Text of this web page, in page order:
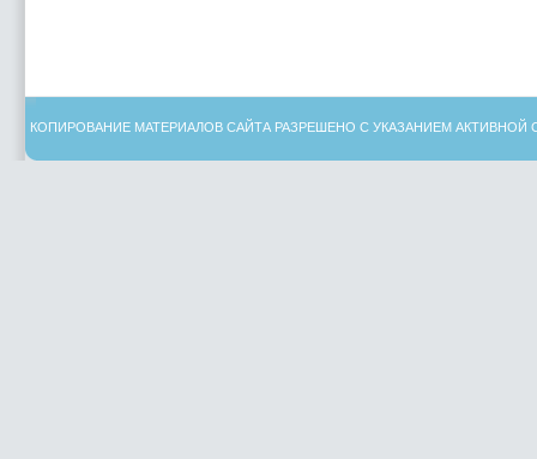
КОПИРОВАНИЕ МАТЕРИАЛОВ САЙТА РАЗРЕШЕНО С УКАЗАНИЕМ АКТИВНОЙ